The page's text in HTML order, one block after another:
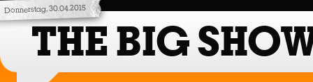
Donnerstag, 30.04.2015
THE BIG